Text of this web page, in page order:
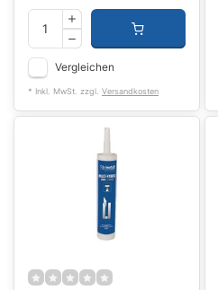
Vergleichen
* Inkl. MwSt. zzgl. Versandkosten